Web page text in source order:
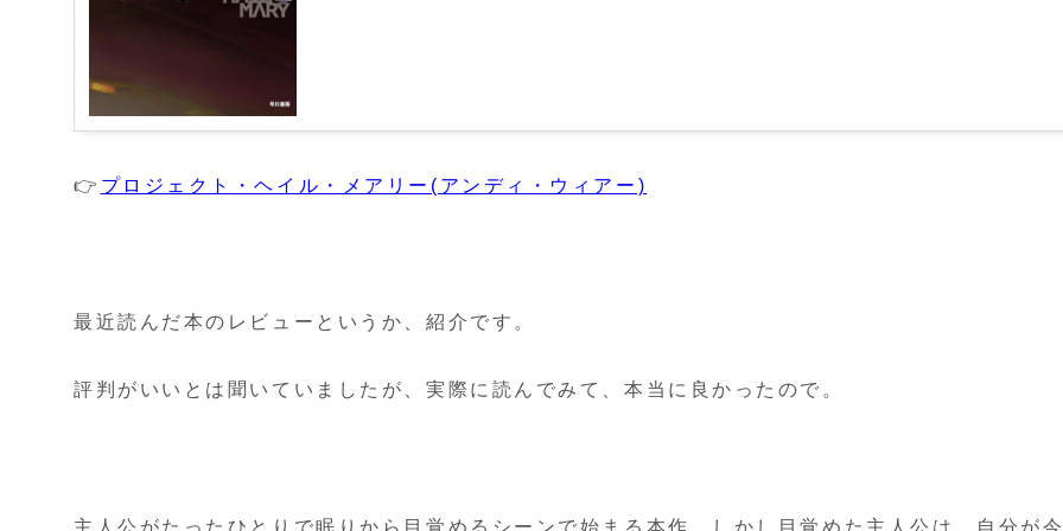
👉 プロジェクト・ヘイル・メアリー(アンディ・ウィアー)
最近読んだ本のレビューというか、紹介です。
評判がいいとは聞いていましたが、実際に読んでみて、本当に良かったので。
主人公がたったひとりで眠りから目覚めるシーンで始まる本作。しかし目覚めた主人公は、自分が